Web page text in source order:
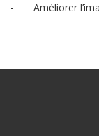
- Améliorer